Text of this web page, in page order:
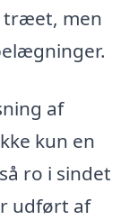
træet, men
af
kun en
ro i sindet
udført af